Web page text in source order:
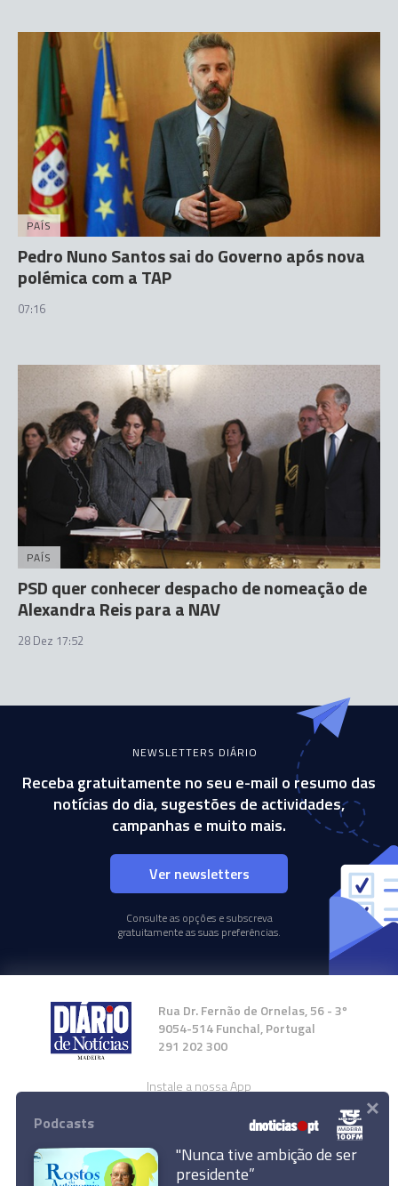
Líder do PSD diz que Costa, Medina e Pedro
PAÍS
Pedro Nuno Santos sai do Governo após nova
polémica com a TAP
07:16
PAÍS
PSD quer conhecer despacho de nomeação de
Alexandra Reis para a NAV
28 Dez 17:52
NEWSLETTERS DIÁRIO
Receba gratuitamente no seu e-mail o resumo das
notícias do dia, sugestões de actividades,
campanhas e muito mais.
Ver newsletters
Consulte as opções e subscreva
gratuitamente as suas preferências.
Rua Dr. Fernão de Ornelas, 56 - 3º
9054-514 Funchal, Portugal
291 202 300
Instale a nossa App
Podcasts
"Nunca tive ambição de ser
presidente”
×